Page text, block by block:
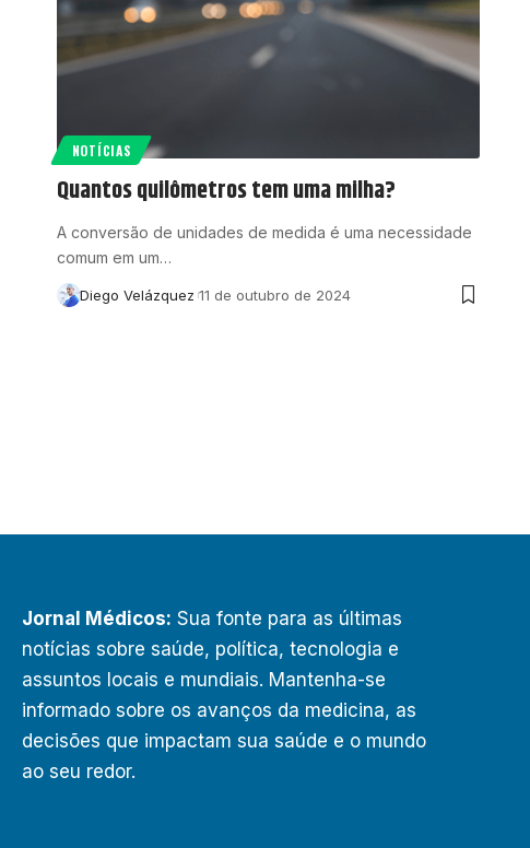
NOTÍCIAS
Quantos quilômetros tem uma milha?
A conversão de unidades de medida é uma necessidade
comum em um…
Diego Velázquez 11 de outubro de 2024
Jornal Médicos: Sua fonte para as últimas
notícias sobre saúde, política, tecnologia e
assuntos locais e mundiais. Mantenha-se
informado sobre os avanços da medicina, as
decisões que impactam sua saúde e o mundo
ao seu redor.